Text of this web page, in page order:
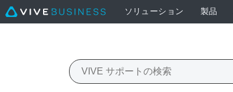
ソリューション 製品